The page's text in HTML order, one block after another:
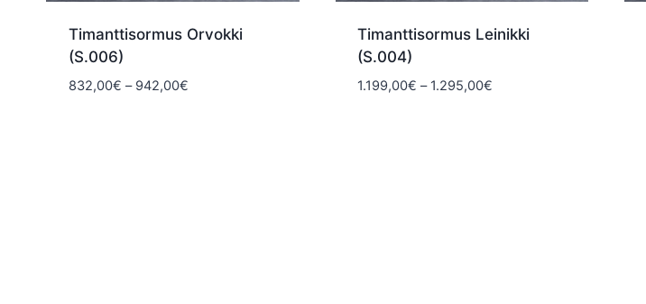
Timanttisormus Orvokki
(S.006)
832,00€ – 942,00€Hintaluokka:
Timanttisormus Leinikki
(S.004)
1.199,00€ – 1.295,00€